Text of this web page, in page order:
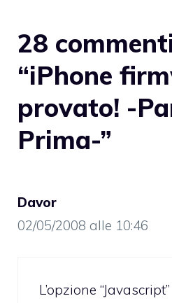
28
“iPhone
provato! -
Prima-”
Davor
02/05/2008 alle 10:46
L’opzione